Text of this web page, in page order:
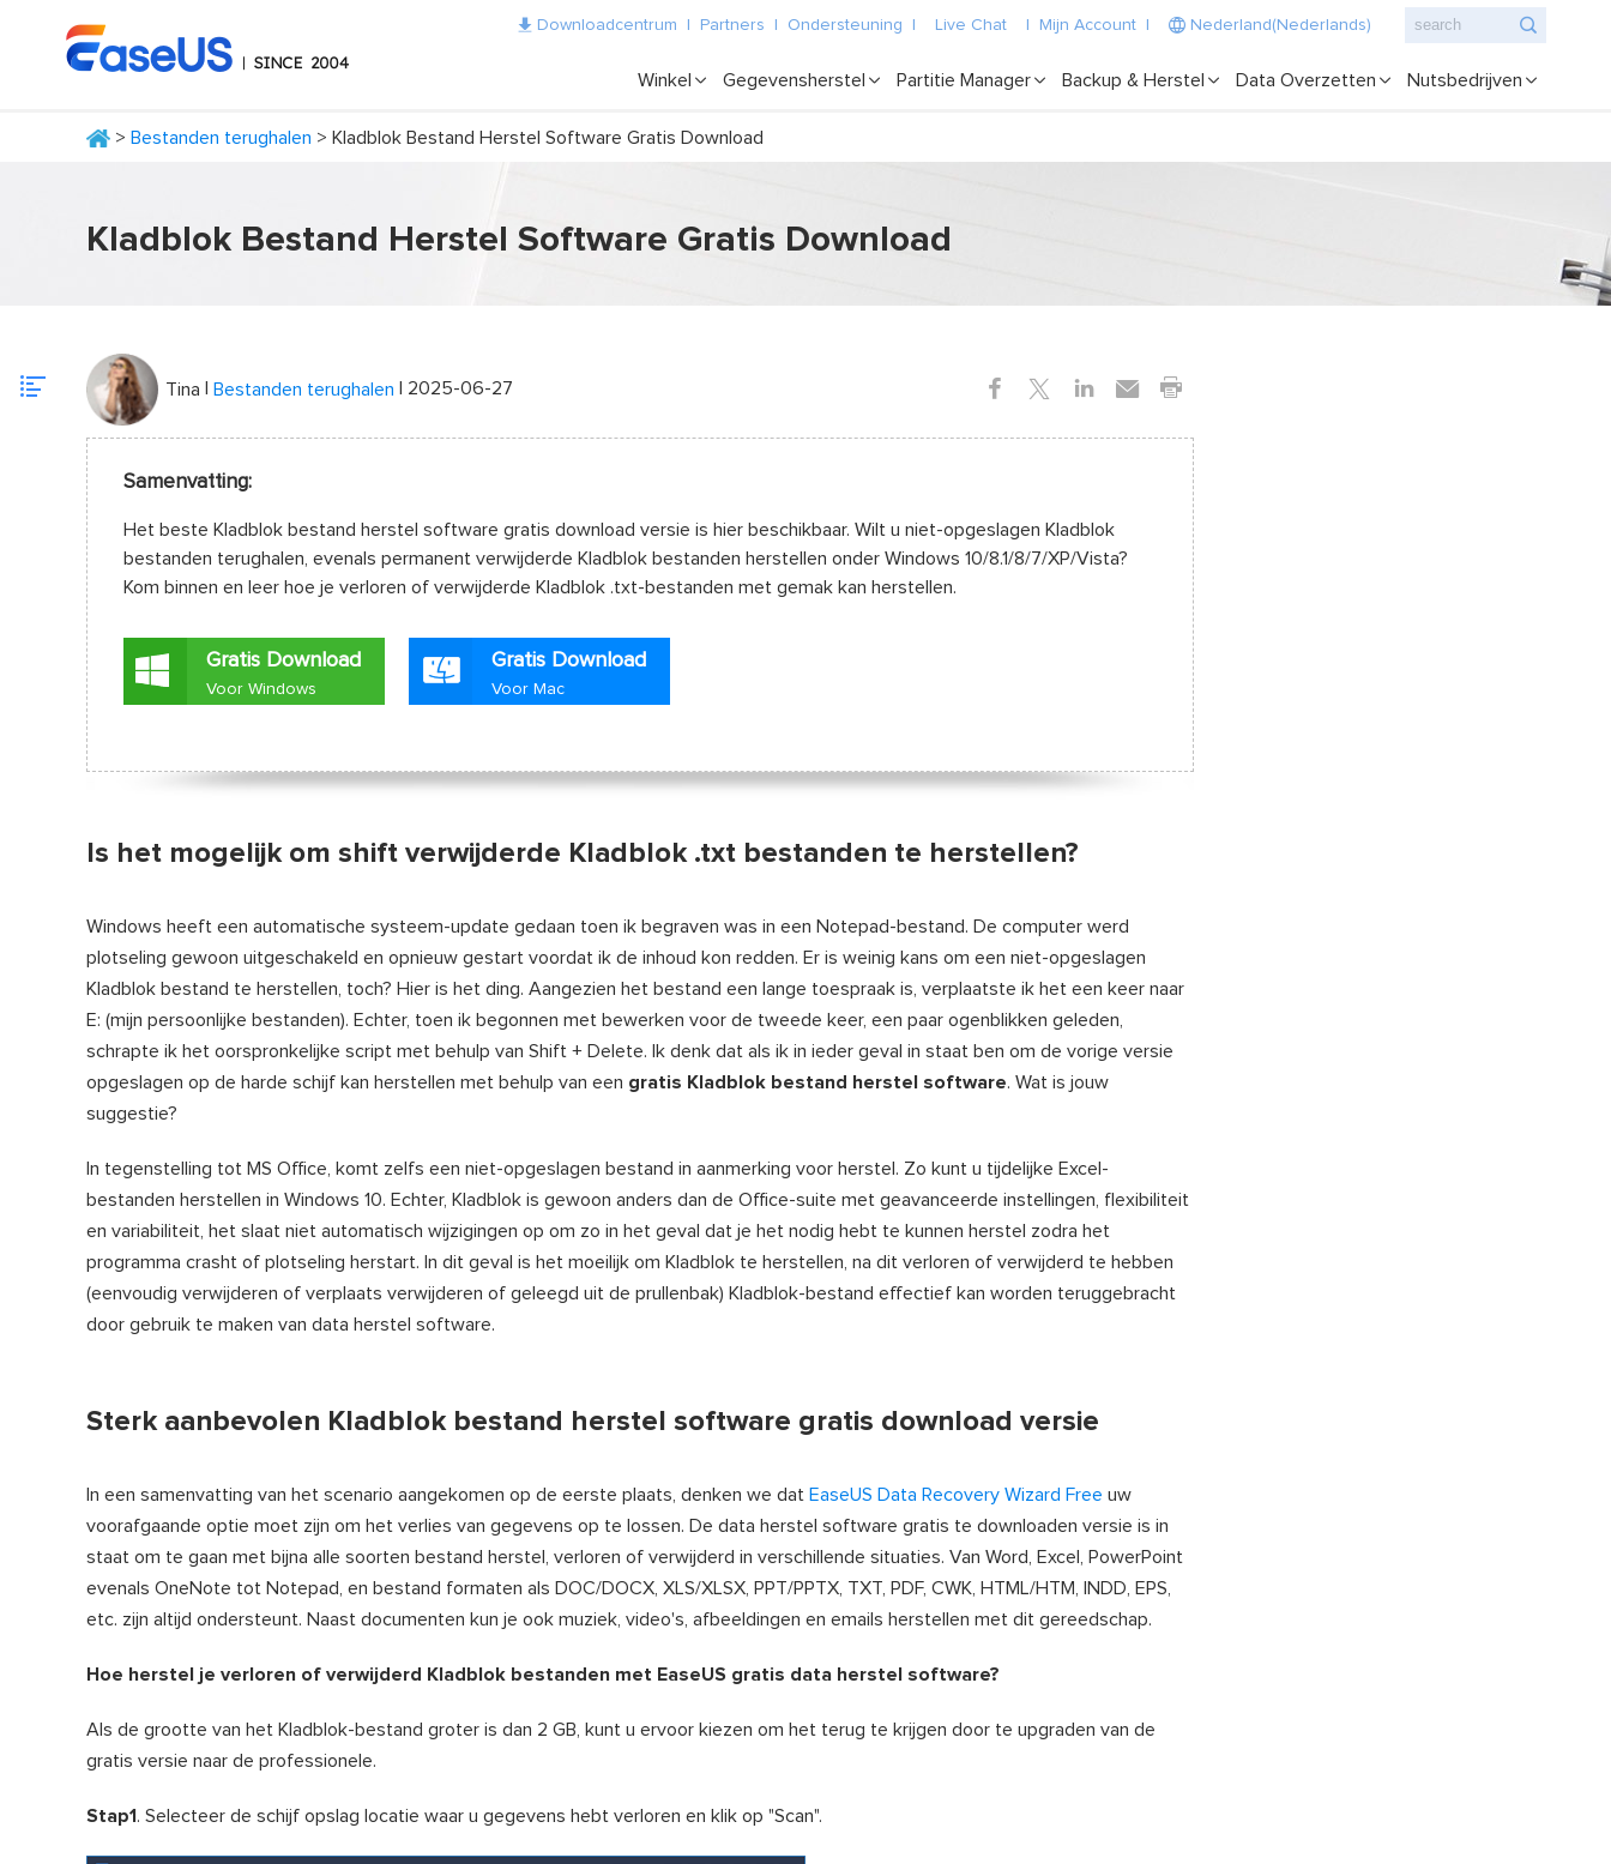
Downloadcentrum Partners Ondersteuning Live Chat Mijn Account Nederland(Nederlands)
Winkel Gegevensherstel Partitie Manager Backup & Herstel Data Overzetten Nutsbedrijven
> Bestanden terughalen > Kladblok Bestand Herstel Software Gratis Download
Kladblok Bestand Herstel Software Gratis Download
Tina Bestanden terughalen | 2025-06-27
Samenvatting:
Het beste Kladblok bestand herstel software gratis download versie is hier beschikbaar. Wilt u niet-opgeslagen Kladblok
bestanden terughalen, evenals permanent verwijderde Kladblok bestanden herstellen onder Windows 10/8.1/8/7/XP/Vista?
Kom binnen en leer hoe je verloren of verwijderde Kladblok .txt-bestanden met gemak kan herstellen.
Gratis Download
Voor Windows
Gratis Download
Voor Mac
Is het mogelijk om shift verwijderde Kladblok .txt bestanden te herstellen?
Windows heeft een automatische systeem-update gedaan toen ik begraven was in een Notepad-bestand. De computer werd
plotseling gewoon uitgeschakeld en opnieuw gestart voordat ik de inhoud kon redden. Er is weinig kans om een niet-opgeslagen
Kladblok bestand te herstellen, toch? Hier is het ding. Aangezien het bestand een lange toespraak is, verplaatste ik het een keer naar
E: (mijn persoonlijke bestanden). Echter, toen ik begonnen met bewerken voor de tweede keer, een paar ogenblikken geleden,
schrapte ik het oorspronkelijke script met behulp van Shift + Delete. Ik denk dat als ik in ieder geval in staat ben om de vorige versie
opgeslagen op de harde schijf kan herstellen met behulp van een gratis Kladblok bestand herstel software. Wat is jouw
suggestie?
In tegenstelling tot MS Office, komt zelfs een niet-opgeslagen bestand in aanmerking voor herstel. Zo kunt u tijdelijke Excel-
bestanden herstellen in Windows 10. Echter, Kladblok is gewoon anders dan de Office-suite met geavanceerde instellingen, flexibiliteit
en variabiliteit, het slaat niet automatisch wijzigingen op om zo in het geval dat je het nodig hebt te kunnen herstel zodra het
programma crasht of plotseling herstart. In dit geval is het moeilijk om Kladblok te herstellen, na dit verloren of verwijderd te hebben
(eenvoudig verwijderen of verplaats verwijderen of geleegd uit de prullenbak) Kladblok-bestand effectief kan worden teruggebracht
door gebruik te maken van data herstel software.
Sterk aanbevolen Kladblok bestand herstel software gratis download versie
In een samenvatting van het scenario aangekomen op de eerste plaats, denken we dat EaseUS Data Recovery Wizard Free uw
voorafgaande optie moet zijn om het verlies van gegevens op te lossen. De data herstel software gratis te downloaden versie is in
staat om te gaan met bijna alle soorten bestand herstel, verloren of verwijderd in verschillende situaties. Van Word, Excel, PowerPoint
evenals OneNote tot Notepad, en bestand formaten als DOC/DOCX, XLS/XLSX, PPT/PPTX, TXT, PDF, CWK, HTML/HTM, INDD, EPS,
etc. zijn altijd ondersteunt. Naast documenten kun je ook muziek, video's, afbeeldingen en emails herstellen met dit gereedschap.
Hoe herstel je verloren of verwijderd Kladblok bestanden met EaseUS gratis data herstel software?
Als de grootte van het Kladblok-bestand groter is dan 2 GB, kunt u ervoor kiezen om het terug te krijgen door te upgraden van de
gratis versie naar de professionele.
Stap1 . Selecteer de schijf opslag locatie waar u gegevens hebt verloren en klik op "Scan".